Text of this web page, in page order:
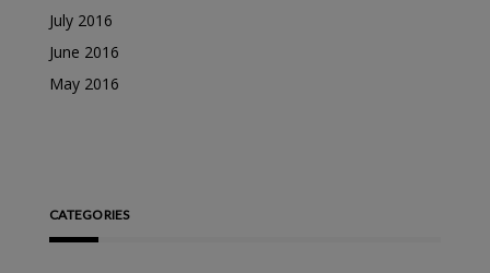
July 2016
June 2016
May 2016
CATEGORIES